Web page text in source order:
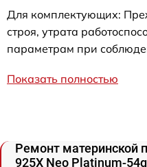
Для комплектующих:
строя, утрата
параметрам при
Показать полностью
Ремонт материнской
925X Neo Platinum-